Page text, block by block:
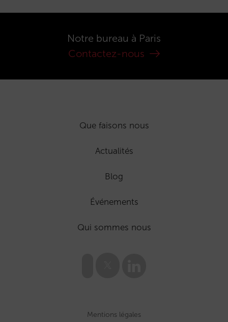
Notre bureau à Paris
Contactez-nous
Que faisons nous
Actualités
Blog
Événements
Qui sommes nous
Mentions légales